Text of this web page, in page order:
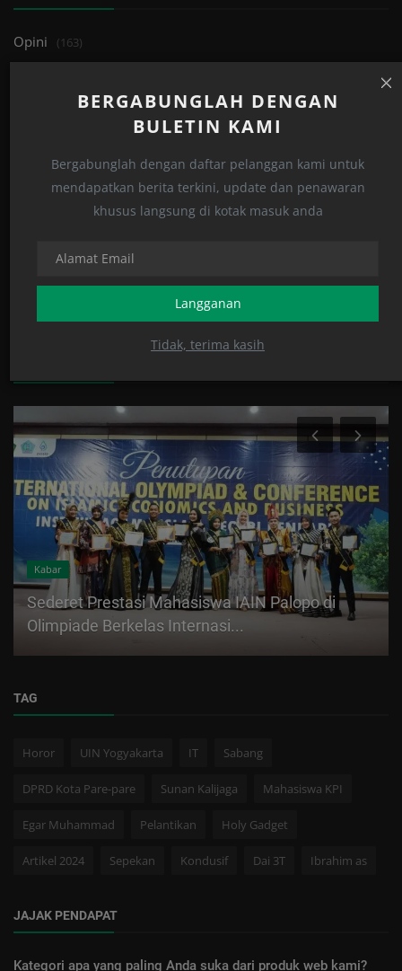
BERGABUNGLAH DENGAN
BULETIN KAMI
Bergabunglah dengan daftar pelanggan kami untuk
mendapatkan berita terkini, update dan penawaran
khusus langsung di kotak masuk anda
Langganan
Tidak, terima kasih
Opini (163)
Perspektif (159)
(1131)
Kabar
Sederet Prestasi Mahasiswa IAIN Palopo di
Olimpiade Berkelas Internasi...
TAG
Horor UIN Yogyakarta IT Sabang
DPRD Kota Pare-pare Sunan Kalijaga Mahasiswa KPI
Egar Muhammad Pelantikan Holy Gadget
Artikel 2024 Sepekan Kondusif Dai 3T Ibrahim as
JAJAK PENDAPAT
Kategori apa yang paling Anda suka dari produk web kami?